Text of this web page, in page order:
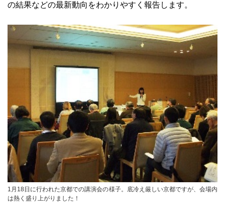
の結果などの最新動向をわかりやすく報告します。
1月18日に行われた京都での講演会の様子。底冷え厳しい京都ですが、会場内
は熱く盛り上がりました！